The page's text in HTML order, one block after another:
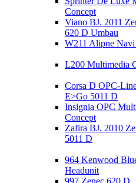
Concept
Viano BJ. 2011
620 D Umbau
W211 Alipne
L200 Multimedia
Corsa D OPC-
E>Go 5011 D
Insignia OPC
Concept
Zafira BJ. 2010
5011 D
964 Kenwood
Headunit
997 Zenec 620 D